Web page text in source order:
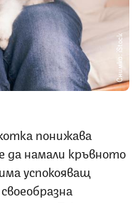
Снимка: iStock
понижава
да намали кръвното
успокояващ